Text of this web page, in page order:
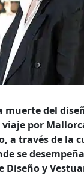
muerte del
por
a través de la
se
Diseño y